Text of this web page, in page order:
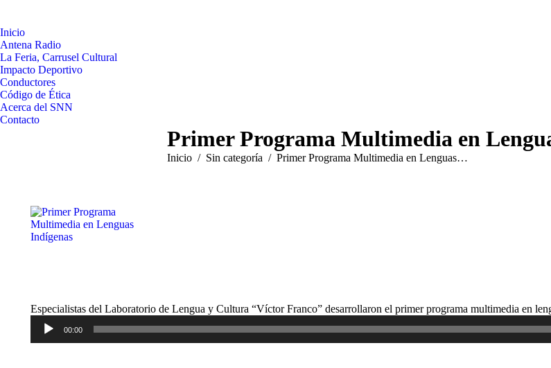
Inicio
Antena Radio
La Feria, Carrusel Cultural
Impacto Deportivo
Conductores
Código de Ética
Acerca del SNN
Contacto
Primer Programa Multimedia en
Estás aquí:
Inicio Sin categoría Primer Programa Multimedia en Lenguas…
Especialistas del Laboratorio de Lengua y Cultura “Víctor Franco” desarrollaron el primer programa multimedia en
00:00